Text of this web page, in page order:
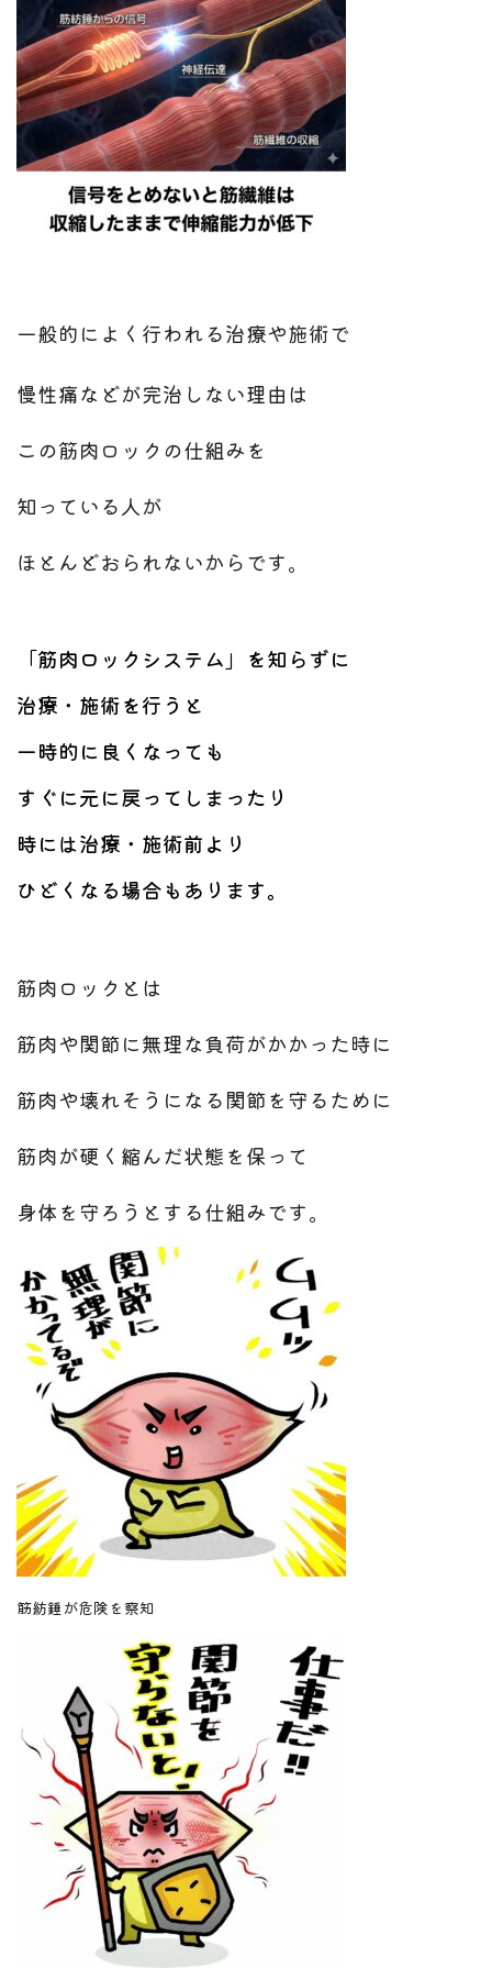
一般的によく行われる治療や施術で
慢性痛などが完治しない理由は
この筋肉ロックの仕組みを
知っている人が
ほとんどおられないからです。
「筋肉ロックシステム」を知らずに
治療・施術を行うと
一時的に良くなっても
すぐに元に戻ってしまったり
時には治療・施術前より
ひどくなる場合もあります。
筋肉ロックとは
筋肉や関節に無理な負荷がかかった時に
筋肉や壊れそうになる関節を守るために
筋肉が硬く縮んだ状態を保って
身体を守ろうとする仕組みです。
筋紡錘が危険を察知